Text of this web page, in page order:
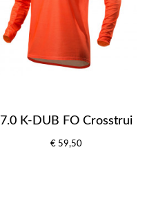
7.0 K-DUB FO Crosstrui
€ 59,50